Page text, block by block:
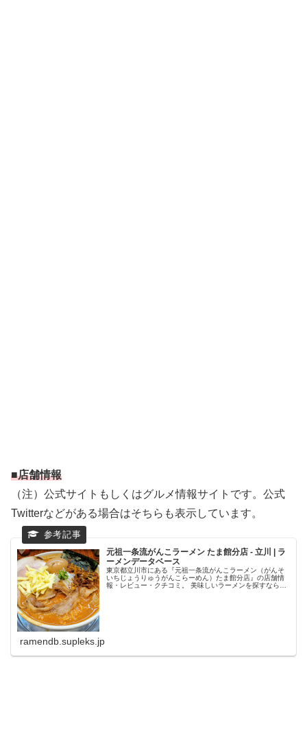
■店舗情報
（注）公式サイトもしくはグルメ情報サイトです。公式
Twitterなどがある場合はそちらも表示しています。
元祖一条流がんこラーメン たま館分店 - 立川 | ラ
ーメンデータベース
東京都立川市にある『元祖一条流がんこラーメン（がんそ
いちじょうりゅうがんこらーめん）たま館分店』の店舗情
報・レビュー・クチコミ。 美味しいラーメンを探すなら、
ramendb.supleks.jp